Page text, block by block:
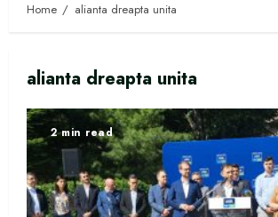
Home alianta dreapta unita
alianta dreapta unita
2 min read